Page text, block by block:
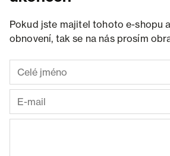
Pokud jste majitel tohoto e-shopu
obnovení, tak se na nás prosím